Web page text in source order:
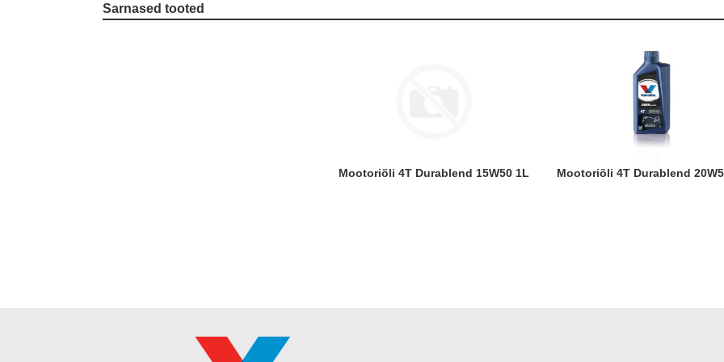
Sarnased tooted
Mootoriõli 4T Durablend 15W50 1L Mootoriõli 4T Durablend